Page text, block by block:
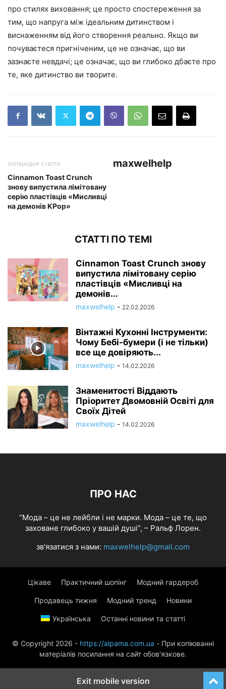
про стилях виховання; це просто спостереження за
тим, що напруга між ідеальним дитинством і
виснаженням від його створення реально. Якщо ви
почуваєтеся пригніченим, це не означає, що ви
зазнаєте невдачі; це означає, що ви глибоко дбаєте про
те, яке дитинство ви творите.
попередня стаття
Cinnamon Toast Crunch
знову випустила лімітовану
серію пластівців «Мисливці
на демонів KPop»
maxwelhelp
СТАТТІ ПО ТЕМІ
Cinnamon Toast Crunch знову
випустила лімітовану серію
пластівців «Мисливці на
демонів...
maxwelhelp - 22.02.2026
Вінтажні Кухонні Інструменти:
Чому Бебі-бумери (і не тільки)
все ще довіряють...
maxwelhelp - 14.02.2026
Знаменитості Віддають
Пріоритет Двомовній Освіті для
Своїх Дітей
maxwelhelp - 14.02.2026
ПРО НАС
“Мода – це не лейбли і не марки. Мода – це те, що
заховане глибоко у вашій душі”, – Ральф Лорен.
зв'язатися з нами: maxwelhelp@gmail.com
Цікаве Практичний шопінг Модний гардероб
Продавець тижня Модний тренд Новини
Українська Останні новини та статті
© Copyright 2026 - https://alpama.com.ua - При копіюванні
матеріалів посилання на сайт обов'язкове.
Exit mobile version